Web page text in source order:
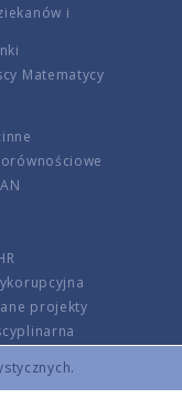
i
Matematycy
projekty